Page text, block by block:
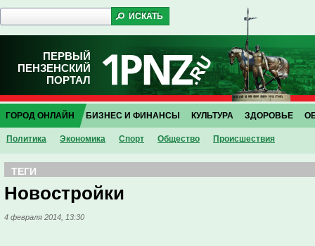
ПЕРВЫЙ
ПЕНЗЕНСКИЙ
ПОРТАЛ
ГОРОД ОНЛАЙН
Политика Экономика Спорт Общество Проиcшествия
БИЗНЕС И ФИНАНСЫ КУЛЬТУРА ЗДОРОВЬЕ
ТЕГИ
Новостройки
4 февраля 2014, 13:30